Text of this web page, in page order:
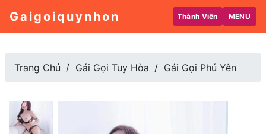
Gaigoiquynhon Thành Viên MENU
Trang Chủ Gái Gọi Tuy Hòa Gái Gọi Phú Yên